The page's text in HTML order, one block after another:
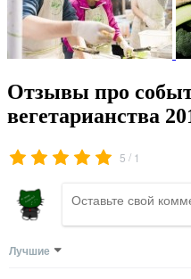
Отзывы про
вегетарианства
5 / 1
Лучшие